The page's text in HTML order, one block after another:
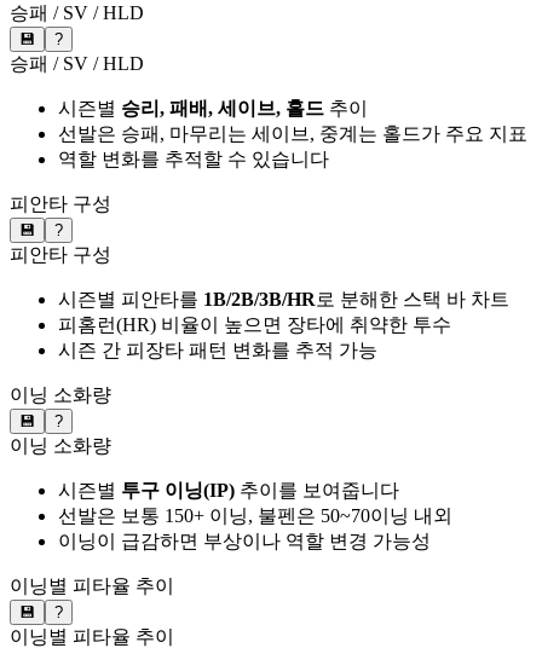
승패 / SV / HLD
💾 ?
승패 / SV / HLD
시즌별 승리, 패배, 세이브, 홀드 추이
선발은 승패, 마무리는 세이브, 중계는 홀드가 주요 지표
역할 변화를 추적할 수 있습니다
피안타 구성
💾 ?
피안타 구성
시즌별 피안타를 1B/2B/3B/HR로 분해한 스택 바 차트
피홈런(HR) 비율이 높으면 장타에 취약한 투수
시즌 간 피장타 패턴 변화를 추적 가능
이닝 소화량
💾 ?
이닝 소화량
시즌별 투구 이닝(IP) 추이를 보여줍니다
선발은 보통 150+ 이닝, 불펜은 50~70이닝 내외
이닝이 급감하면 부상이나 역할 변경 가능성
이닝별 피타율 추이
💾 ?
이닝별 피타율 추이